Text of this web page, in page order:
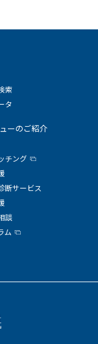
索
タ
ーのご紹介
チング
断サービス
談
ム